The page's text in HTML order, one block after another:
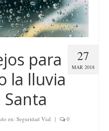
27
MAR 2018
para
la lluvia
en: Seguridad Vial | 0